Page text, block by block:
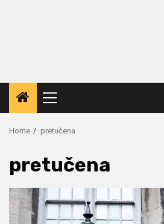
Primary
Menu
Home pretučena
pretučena